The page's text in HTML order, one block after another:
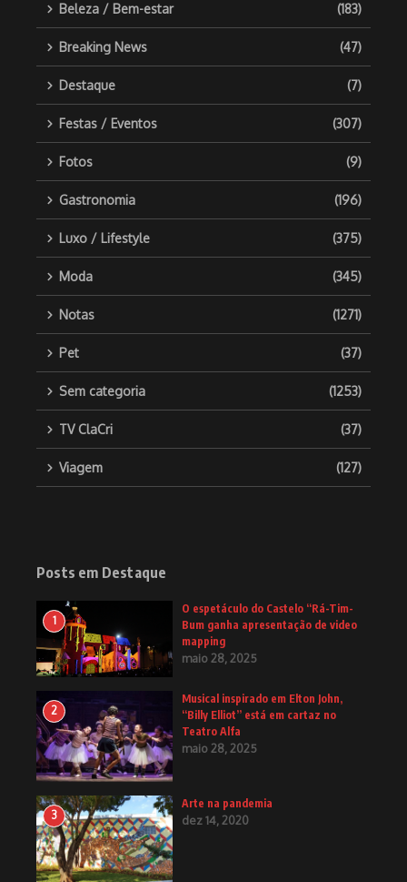
Beleza / Bem-estar (183)
Breaking News (47)
Destaque (7)
Festas / Eventos (307)
Fotos (9)
Gastronomia (196)
Luxo / Lifestyle (375)
Moda (345)
Notas (1271)
Pet (37)
Sem categoria (1253)
TV ClaCri (37)
Viagem (127)
Posts em Destaque
1
O espetáculo do Castelo “Rá-Tim-
Bum ganha apresentação de video
mapping
maio 28, 2025
2
Musical inspirado em Elton John,
“Billy Elliot” está em cartaz no
Teatro Alfa
maio 28, 2025
3
Arte na pandemia
dez 14, 2020